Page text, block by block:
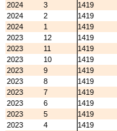
2024
3 1419
2024
2 1419
2024
1 1419
2023
12 1419
2023
11 1419
2023
10 1419
2023
9 1419
2023
8 1419
2023
7 1419
2023
6 1419
2023
5 1419
2023
4 1419